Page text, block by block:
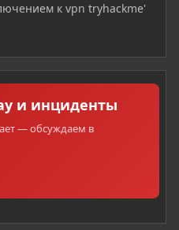
к vpn tryhackme'
и инциденты
— обсуждаем в